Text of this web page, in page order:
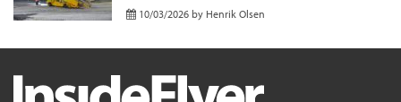
10/03/2026 by Henrik Olsen